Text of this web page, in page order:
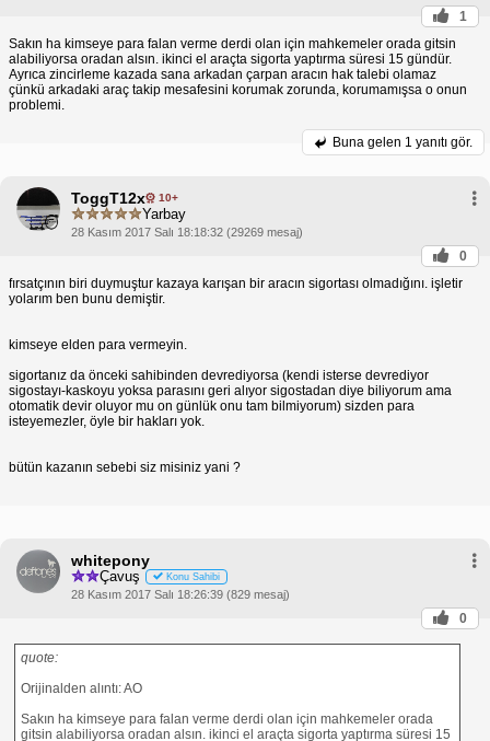
1
Sakın ha kimseye para falan verme derdi olan için mahkemeler orada gitsin
alabiliyorsa oradan alsın. ikinci el araçta sigorta yaptırma süresi 15 gündür.
Ayrıca zincirleme kazada sana arkadan çarpan aracın hak talebi olamaz
çünkü arkadaki araç takip mesafesini korumak zorunda, korumamışsa o onun
problemi.
Buna gelen 1 yanıtı gör.
ToggT12x 10+
Yarbay
28 Kasım 2017 Salı 18:18:32 (29269 mesaj)
0
fırsatçının biri duymuştur kazaya karışan bir aracın sigortası olmadığını. işletir
yolarım ben bunu demiştir.
kimseye elden para vermeyin.
sigortanız da önceki sahibinden devrediyorsa (kendi isterse devrediyor
sigostayı-kaskoyu yoksa parasını geri alıyor sigostadan diye biliyorum ama
otomatik devir oluyor mu on günlük onu tam bilmiyorum) sizden para
isteyemezler, öyle bir hakları yok.
bütün kazanın sebebi siz misiniz yani ?
whitepony
Çavuş Konu Sahibi
28 Kasım 2017 Salı 18:26:39 (829 mesaj)
0
quote:
Orijinalden alıntı: AO
Sakın ha kimseye para falan verme derdi olan için mahkemeler orada
gitsin alabiliyorsa oradan alsın. ikinci el araçta sigorta yaptırma süresi 15